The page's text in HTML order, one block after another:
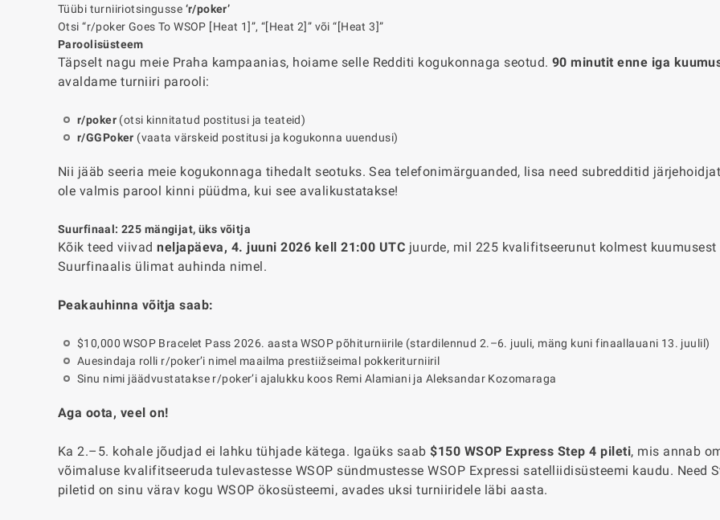
Tüübi turniiriotsingusse ‘r/poker’
Otsi “r/poker Goes To WSOP [Heat 1]”, “[Heat 2]” või “[Heat 3]”
Paroolisüsteem
Täpselt nagu meie Praha kampaanias, hoiame selle Redditi kogukonnaga seotud. 90 minutit enne iga
avaldame turniiri parooli:
r/poker(otsi kinnitatud postitusi ja teateid)
r/GGPoker (vaata värskeid postitusi ja kogukonna uuendusi)
Nii jääb seeria meie kogukonnaga tihedalt seotuks. Sea telefonimärguanded, lisa need subredditid
ole valmis parool kinni püüdma, kui see avalikustatakse!
Suurfinaal: 225 mängijat, üks võitja
Kõik teed viivadneljapäeva, 4. juuni 2026 kell 21:00 UTC juurde, mil 225 kvalifitseerunut kolmest kuumusest
Suurfinaalis ülimat auhinda nimel.
Peakauhinna võitja saab:
$10,000 WSOP Bracelet Pass 2026. aasta WSOP põhiturniirile (stardilennud 2.–6. juuli, mäng kuni finaallauani 13. juulil)
Auesindaja rolli r/poker’i nimel maailma prestiižseimal pokkeriturniiril
Sinu nimi jäädvustatakse r/poker’i ajalukku koos Remi Alamiani ja Aleksandar Kozomaraga
Aga oota, veel on!
Ka 2.–5. kohale jõudjad ei lahku tühjade kätega. Igaüks saab$150 WSOP Express Step 4 pileti, mis annab
võimaluse kvalifitseeruda tulevastesse WSOP sündmustesse WSOP Expressi satelliidisüsteemi kaudu. Need
piletid on sinu värav kogu WSOP ökosüsteemi, avades uksi turniiridele läbi aasta.